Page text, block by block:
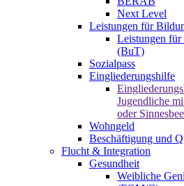
Next Level
Leistungen für
Leistungen
(BuT)
Sozialpass
Eingliederungshilfe
Jugendliche
oder
Wohngeld
Beschäftigung und
Flucht & Integration
Gesundheit
Weibliche